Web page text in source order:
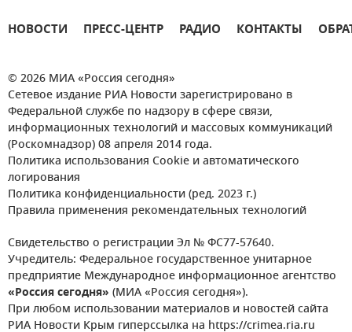
НОВОСТИ ПРЕСС-ЦЕНТР РАДИО КОНТАКТЫ
© 2026 МИА «Россия сегодня»
Сетевое издание РИА Новости зарегистрировано в
Федеральной службе по надзору в сфере связи,
информационных технологий и массовых коммуникаций
(Роскомнадзор) 08 апреля 2014 года.
Политика использования Cookie и автоматического
логирования
Политика конфиденциальности (ред. 2023 г.)
Правила применения рекомендательных технологий
Свидетельство о регистрации Эл № ФС77-57640.
Учредитель: Федеральное государственное унитарное
предприятие Международное информационное агентство
«Россия сегодня» (МИА «Россия сегодня»).
При любом использовании материалов и новостей сайта
РИА Новости Крым гиперссылка на https://crimea.ria.ru